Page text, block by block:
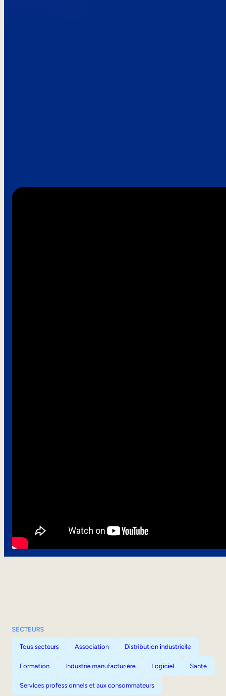
SECTEURS
Tous secteurs Association Distribution industrielle
Formation Industrie manufacturière Logiciel Santé
Services professionnels et aux consommateurs